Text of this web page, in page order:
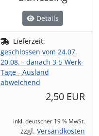
Details
Lieferzeit:
geschlossen vom 24.07.
20.08. - danach 3-5 Werk-
Tage - Ausland
abweichend
2,50 EUR
inkl. deutscher 19 % MwSt.
zzgl. Versandkosten